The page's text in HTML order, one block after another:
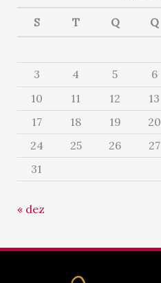
S T Q Q
3
4 5 6
10
11 12 13
17
18 19 20
24
25 26 27
31
« dez